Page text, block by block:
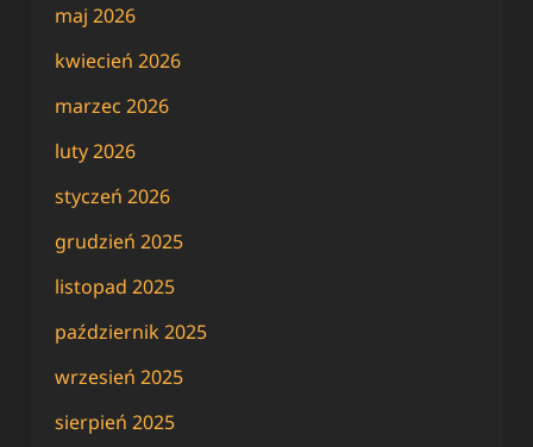
maj 2026
kwiecień 2026
marzec 2026
luty 2026
styczeń 2026
grudzień 2025
listopad 2025
październik 2025
wrzesień 2025
sierpień 2025